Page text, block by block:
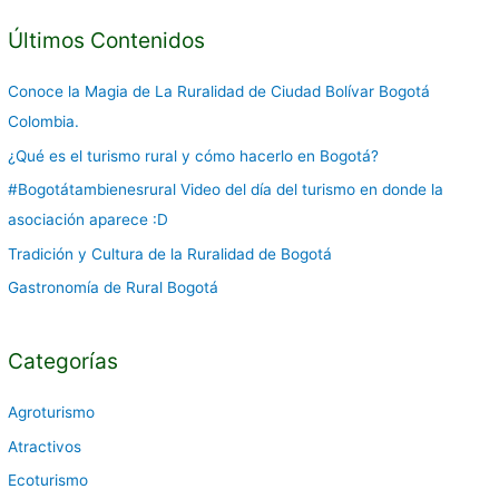
c
r
p
o
r
:
Últimos Contenidos
Conoce la Magia de La Ruralidad de Ciudad Bolívar Bogotá
Colombia.
¿Qué es el turismo rural y cómo hacerlo en Bogotá?
#Bogotátambienesrural Video del día del turismo en donde la
asociación aparece :D
Tradición y Cultura de la Ruralidad de Bogotá
Gastronomía de Rural Bogotá
Categorías
Agroturismo
Atractivos
Ecoturismo